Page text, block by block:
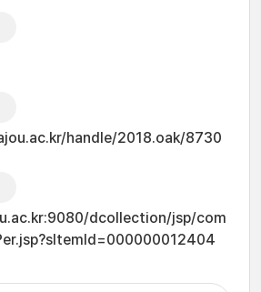
handle/2018.oak/8730
dcollection/jsp/com